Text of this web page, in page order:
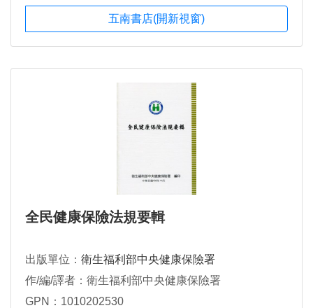
五南書店(開新視窗)
全民健康保險法規要輯
出版單位： 衛生福利部中央健康保險署
作/編/譯者：衛生福利部中央健康保險署
GPN：1010202530